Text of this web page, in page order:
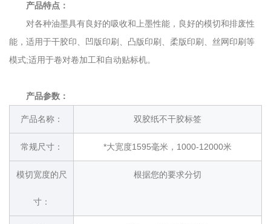
产品特点：
对各种油墨具有良好的吸收和上墨性能，良好的模切和排废性
能，适用于干胶印、凹版印刷、凸版印刷、柔版印刷、丝网印刷等
模式;适用于卷对卷加工和自动贴标机。
产品参数：
产品名称： 双胶纸不干胶标签
常规尺寸： *大宽度1595毫米，1000-12000米
模切宽度的尺
寸：
根据您的要求分切